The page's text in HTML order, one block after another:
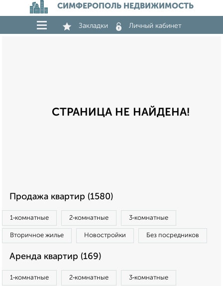
СИМФЕРОПОЛЬ НЕДВИЖИМОСТЬ
Закладки Личный кабинет
СТРАНИЦА НЕ НАЙДЕНА!
Продажа квартир (1580)
1‑комнатные 2‑комнатные 3‑комнатные
Вторичное жилье Новостройки Без посредников
Аренда квартир (169)
1‑комнатные 2‑комнатные 3‑комнатные